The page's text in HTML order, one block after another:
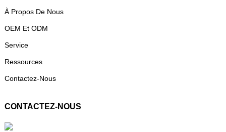
À Propos De Nous
OEM Et ODM
Service
Ressources
Contactez-Nous
CONTACTEZ-NOUS